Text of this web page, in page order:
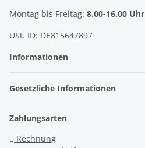
Montag bis Freitag: 8.00-16.00 Uhr
USt. ID: DE815647897
Informationen
Gesetzliche Informationen
Zahlungsarten
Rechnung